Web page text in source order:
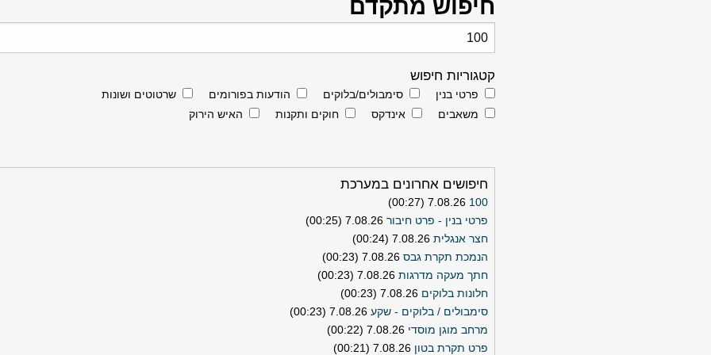
חיפוש מתקדם
קטגוריות חיפוש
פרטי בנין סימבולים/בלוקים הודעות בפורומים
שרטוטים ושונות
משאבים
אינדקס חוקים ותקנות האיש הירוק
חיפושים אחרונים במערכת
100
7.08.26 (00:27)
פרטי בנין - פרט חיבור 7.08.26 (00:25)
חצר אנגלית 7.08.26 (00:24)
הנמכת תקרת גבס 7.08.26 (00:23)
חתך מעקה מדרגות 7.08.26 (00:23)
חלונות בלוקים 7.08.26 (00:23)
סימבולים / בלוקים - שקע 7.08.26 (00:23)
מרחב מוגן מוסדי 7.08.26 (00:22)
פרט תקרת בטון 7.08.26 (00:21)